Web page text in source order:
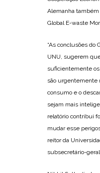
Alemanha
Global E-waste
“As conclusões do
UNU, sugerem
suficientemente
são urgentemente
consumo e o
sejam mais
relatório contribui
mudar esse
reitor da
subsecretário-